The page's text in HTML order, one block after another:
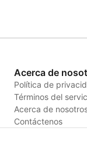
Acerca de
Política de
Términos del
Acerca de
Contáctenos